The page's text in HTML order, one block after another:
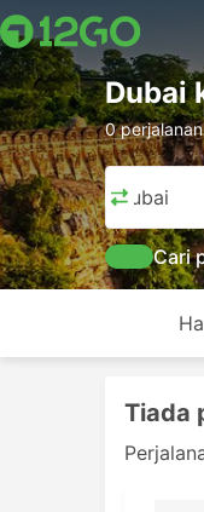
Dubai
0
Dubai
Cari
Tiada